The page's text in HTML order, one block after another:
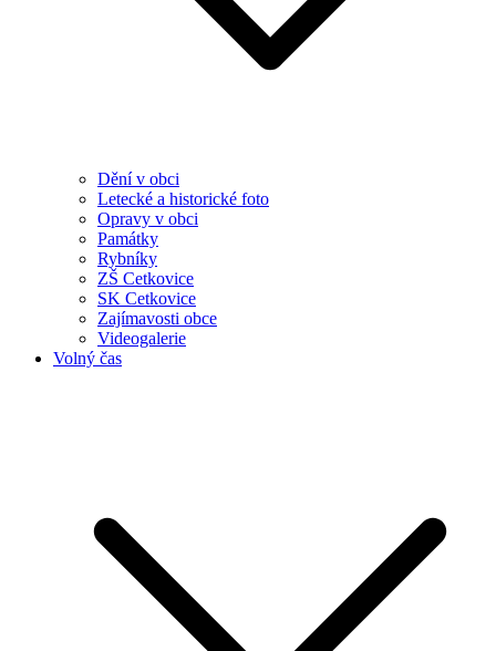
Dění v obci
Letecké a historické foto
Opravy v obci
Památky
Rybníky
ZŠ Cetkovice
SK Cetkovice
Zajímavosti obce
Videogalerie
Volný čas